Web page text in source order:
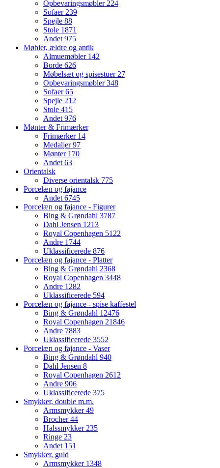
Opbevaringsmøbler224
Sofaer239
Spejle 88
Stole 1871
Andet975
Møbler, ældre og antik
Almuemøbler 142
Borde 626
Møbelsæt og spisestuer27
Opbevaringsmøbler348
Sofaer65
Spejle 212
Stole 415
Andet976
Mønter & Frimærker
Frimærker 14
Medaljer97
Mønter 170
Andet63
Orientalsk
Diverse orientalsk 775
Porcelæn og fajance
Andet6745
Porcelæn og fajance - Figurer
Bing & Grøndahl 3787
Dahl Jensen 1213
Royal Copenhagen 5122
Andre 1744
Uklassificerede 876
Porcelæn og fajance - Platter
Bing & Grøndahl 2368
Royal Copenhagen 3448
Andre 1282
Uklassificerede 594
Porcelæn og fajance - spise kaffestel
Bing & Grøndahl 12476
Royal Copenhagen 21846
Andre 7883
Uklassificerede 3552
Porcelæn og fajance - Vaser
Bing & Grøndahl 940
Dahl Jensen 8
Royal Copenhagen 2612
Andre 906
Uklassificerede 375
Smykker, double m.m.
Armsmykker49
Brocher44
Halssmykker235
Ringe 23
Andet 151
Smykker, guld
Armsmykker 1348